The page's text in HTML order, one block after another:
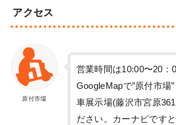
アクセス
原付市場
営業時間は10:00〜20：
GoogleMapで”原付市場
車展示場(藤沢市宮原
ださい。カーナビです